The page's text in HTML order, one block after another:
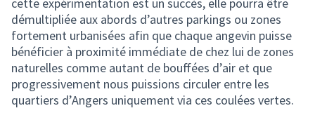
démultipliée aux abords d’autres parkings ou zones
fortement urbanisées afin que chaque angevin puisse
bénéficier à proximité immédiate de chez lui de zones
naturelles comme autant de bouffées d’air et que
progressivement nous puissions circuler entre les
quartiers d’Angers uniquement via ces coulées vertes.